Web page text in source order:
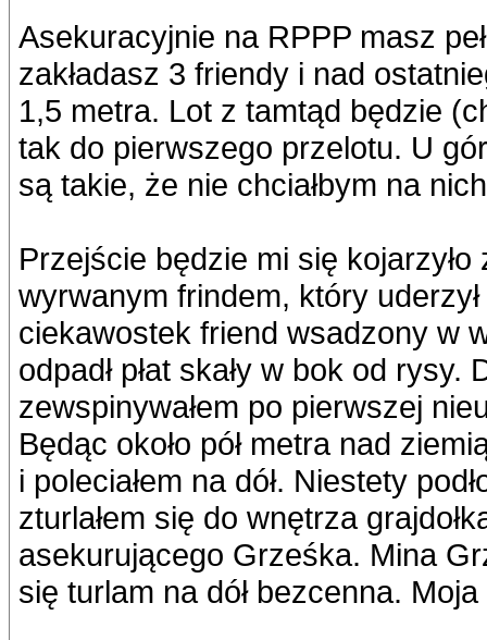
Asekuracyjnie na RPPP masz
zakładasz 3 friendy i nad
1,5 metra. Lot z tamtąd będzie
tak do pierwszego przelotu. U
są takie, że nie chciałbym na
Przejście będzie mi się
wyrwanym frindem, który
ciekawostek friend wsadzony w
odpadł płat skały w bok od
zewspinywałem po pierwszej
Będąc około pół metra nad
i poleciałem na dół. Niestety
zturlałem się do wnętrza
asekurującego Grześka. Mina
się turlam na dół bezcenna.